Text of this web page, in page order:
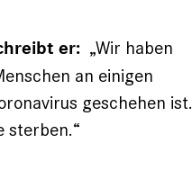
er: „Wir haben
an einigen
geschehen ist.
sterben.“